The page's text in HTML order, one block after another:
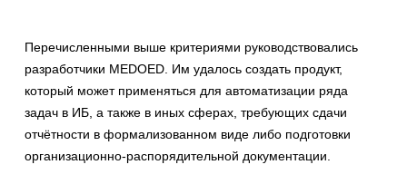
Перечисленными выше критериями руководствовались
разработчики MEDOED. Им удалось создать продукт,
который может применяться для автоматизации ряда
задач в ИБ, а также в иных сферах, требующих сдачи
отчётности в формализованном виде либо подготовки
организационно-распорядительной документации.